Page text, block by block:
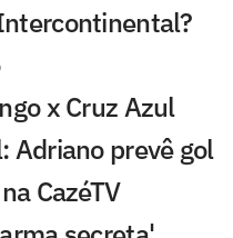
x Cruz Azul
Adriano prevê gol
CazéTV